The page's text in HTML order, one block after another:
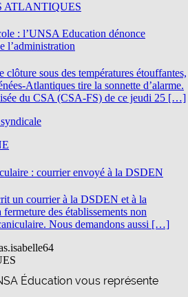
ATLANTIQUES
: l’UNSA Education dénonce
l’administration
clôture sous des températures étouffantes,
Atlantiques tire la sonnette d’alarme.
du CSA (CSA-FS) de ce jeudi 25 […]
: courrier envoyé à la DSDEN
un courrier à la DSDEN et à la
des établissements non
Nous demandons aussi […]
Éducation vous représente